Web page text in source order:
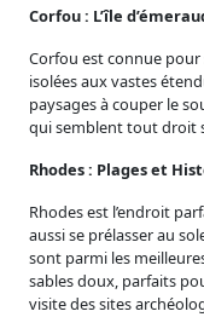
Corfou : L’île
Corfou est connue pour
isolées aux vastes
paysages à couper le
qui semblent tout droit
Rhodes : Plages et
Rhodes est l’endroit
aussi se prélasser au
sont parmi les
sables doux, parfaits
visite des sites